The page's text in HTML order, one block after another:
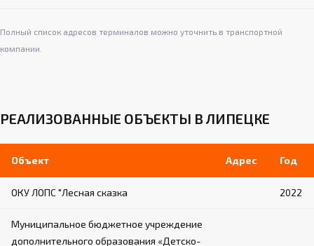
Полный список адресов терминалов можно уточнить в транспортной
компании.
РЕАЛИЗОВАННЫЕ ОБЪЕКТЫ В ЛИПЕЦКЕ
Объект Адрес Год
ОКУ ЛОПС "Лесная сказка 2022
Муниципальное бюджетное учреждение
дополнительного образования «Детско-